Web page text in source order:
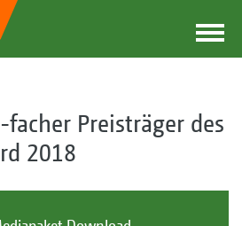
Preisträger des
2018